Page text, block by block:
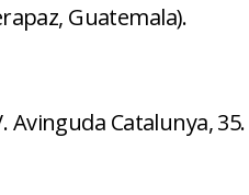
Guatemala).
Avinguda Catalunya, 35.